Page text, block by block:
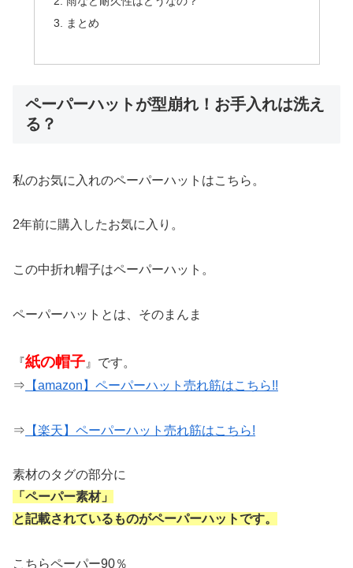
まとめ
ペーパーハットが型崩れ！お手入れは洗え
る？
私のお気に入れのペーパーハットはこちら。
2年前に購入したお気に入り。
この中折れ帽子はペーパーハット。
ペーパーハットとは、そのまんま
『紙の帽子 』です。
⇒ 【amazon】ペーパーハット売れ筋はこちら!!
⇒ 【楽天】ペーパーハット売れ筋はこちら!
素材のタグの部分に
「ペーパー素材」
と記載されているものがペーパーハットです。
こちらペーパー90％